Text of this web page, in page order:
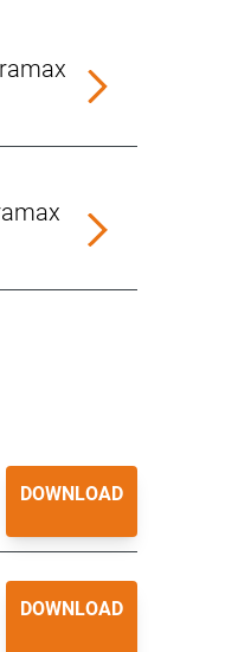
DOWNLOAD
DOWNLOAD